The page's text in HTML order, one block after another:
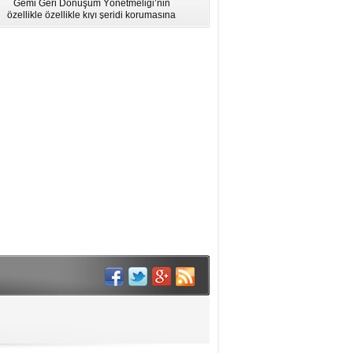
için Bölgesel Eğitim” Çalıştayı
İstanbul'da düzenlendi.
toplantısında yeni kararlar alındı.